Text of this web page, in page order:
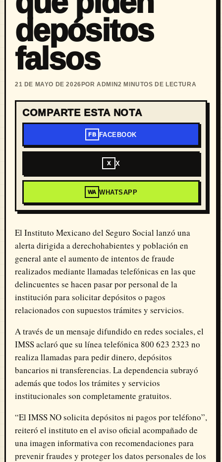
depósitos
falsos
21 DE MAYO DE 2026 POR ADMIN2 MINUTOS DE LECTURA
COMPARTE ESTA NOTA
FB FACEBOOK
X X
WA WHATSAPP
El Instituto Mexicano del Seguro Social lanzó una
alerta dirigida a derechohabientes y población en
general ante el aumento de intentos de fraude
realizados mediante llamadas telefónicas en las que
delincuentes se hacen pasar por personal de la
institución para solicitar depósitos o pagos
relacionados con supuestos trámites y servicios.
A través de un mensaje difundido en redes sociales, el
IMSS aclaró que su línea telefónica 800 623 2323 no
realiza llamadas para pedir dinero, depósitos
bancarios ni transferencias. La dependencia subrayó
además que todos los trámites y servicios
institucionales son completamente gratuitos.
“El IMSS NO solicita depósitos ni pagos por teléfono”,
reiteró el instituto en el aviso oficial acompañado de
una imagen informativa con recomendaciones para
prevenir fraudes y proteger los datos personales de los